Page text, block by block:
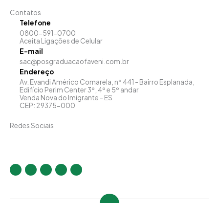
Contatos
Telefone
0800-591-0700
Aceita Ligações de Celular
E-mail
sac@posgraduacaofaveni.com.br
Endereço
Av. Evandi Américo Comarela, nº 441 - Bairro Esplanada,
Edifício Perim Center 3º, 4º e 5º andar
Venda Nova do Imigrante - ES
CEP: 29375-000
Redes Sociais
I
s
F
c
T
w
i
Y
u
L
n